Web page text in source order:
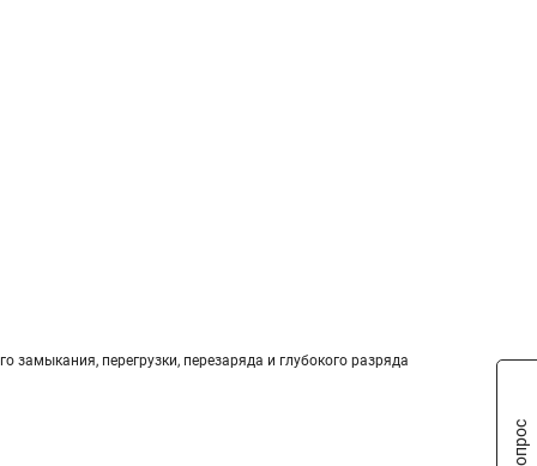
замыкания, перегрузки, перезаряда и глубокого разряда